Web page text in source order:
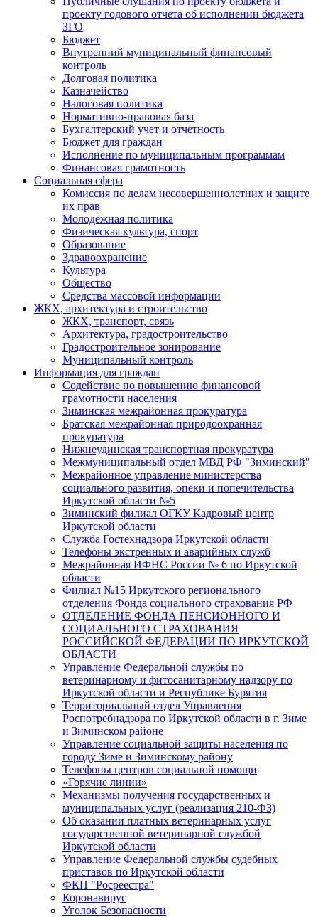
проекту годового отчета об исполнении бюджета
ЗГО
Бюджет
Внутренний муниципальный финансовый
контроль
Долговая политика
Казначейство
Налоговая политика
Нормативно-правовая база
Бухгалтерский учет и отчетность
Бюджет для граждан
Исполнение по муниципальным программам
Финансовая грамотность
Социальная сфера
Комиссия по делам несовершеннолетних и защите
их прав
Молодёжная политика
Физическая культура, спорт
Образование
Здравоохранение
Культура
Общество
Средства массовой информации
ЖКХ, архитектура и строительство
ЖКХ, транспорт, связь
Архитектура, градостроительство
Градостроительное зонирование
Муниципальный контроль
Информация для граждан
Содействие по повышению финансовой
грамотности населения
Зиминская межрайонная прокуратура
Братская межрайонная природоохранная
прокуратура
Нижнеудинская транспортная прокуратура
Межмуниципальный отдел МВД РФ "Зиминский"
Межрайонное управление министерства
социального развития, опеки и попечительства
Иркутской области №5
Зиминский филиал ОГКУ Кадровый центр
Иркутской области
Служба Гостехнадзора Иркутской области
Телефоны экстренных и аварийных служб
Межрайонная ИФНС России № 6 по Иркутской
области
Филиал №15 Иркутского регионального
отделения Фонда социального страхования РФ
ОТДЕЛЕНИЕ ФОНДА ПЕНСИОННОГО И
СОЦИАЛЬНОГО СТРАХОВАНИЯ
РОССИЙСКОЙ ФЕДЕРАЦИИ ПО ИРКУТСКОЙ
ОБЛАСТИ
Управление Федеральной службы по
ветеринарному и фитосанитарному надзору по
Иркутской области и Республике Бурятия
Территориальный отдел Управления
Роспотребнадзора по Иркутской области в г. Зиме
и Зиминском районе
Управление социальной защиты населения по
городу Зиме и Зиминскому району
Телефоны центров социальной помощи
«Горячие линии»
Механизмы получения государственных и
муниципальных услуг (реализация 210-ФЗ)
Об оказании платных ветеринарных услуг
государственной ветеринарной службой
Иркутской области
Управление Федеральной службы судебных
приставов по Иркутской области
ФКП "Росреестра"
Коронавирус
Уголок Безопасности